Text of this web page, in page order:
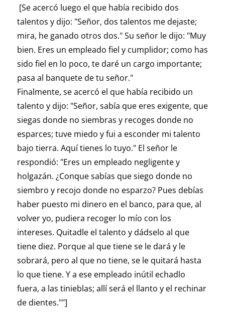
[Se acercó luego el que había recibido dos
talentos y dijo: "Señor, dos talentos me dejaste;
mira, he ganado otros dos." Su señor le dijo: "Muy
bien. Eres un empleado fiel y cumplidor; como has
sido fiel en lo poco, te daré un cargo importante;
pasa al banquete de tu señor."
Finalmente, se acercó el que había recibido un
talento y dijo: "Señor, sabía que eres exigente, que
siegas donde no siembras y recoges donde no
esparces; tuve miedo y fui a esconder mi talento
bajo tierra. Aquí tienes lo tuyo." El señor le
respondió: "Eres un empleado negligente y
holgazán. ¿Conque sabías que siego donde no
siembro y recojo donde no esparzo? Pues debías
haber puesto mi dinero en el banco, para que, al
volver yo, pudiera recoger lo mío con los
intereses. Quitadle el talento y dádselo al que
tiene diez. Porque al que tiene se le dará y le
sobrará, pero al que no tiene, se le quitará hasta
lo que tiene. Y a ese empleado inútil echadlo
fuera, a las tinieblas; allí será el llanto y el rechinar
de dientes.""]